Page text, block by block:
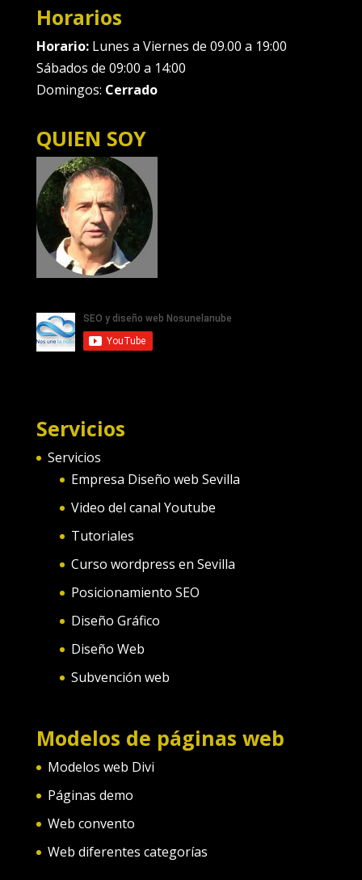
Horarios
Horario:Lunes a Viernes de 09.00 a 19:00
Sábados de 09:00 a 14:00
Domingos: Cerrado
QUIEN SOY
Servicios
Servicios
Empresa Diseño web Sevilla
Video del canal Youtube
Tutoriales
Curso wordpress en Sevilla
Posicionamiento SEO
Diseño Gráfico
Diseño Web
Subvención web
Modelos de páginas web
Modelos web Divi
Páginas demo
Web convento
Web diferentes categorías